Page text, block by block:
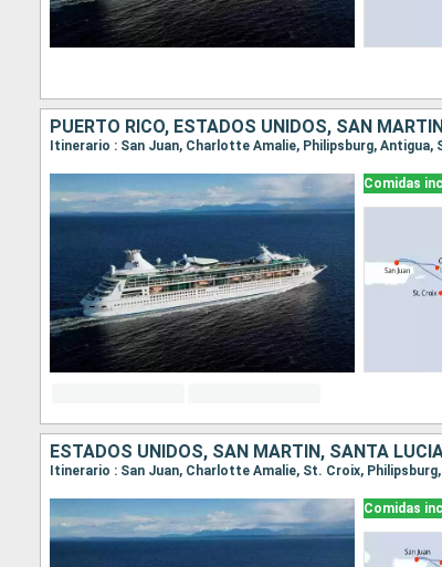
PUERTO RICO, ESTADOS UNIDOS, SAN
Itinerario : San Juan, Charlotte Amalie, Philipsburg,
Comidas
ESTADOS UNIDOS, SAN MARTÍN, SANTA
Itinerario : San Juan, Charlotte Amalie, St. Croix,
Comidas